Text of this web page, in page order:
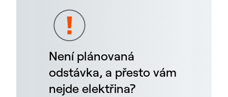
Není plánovaná
odstávka, a přesto vám
nejde elektřina?